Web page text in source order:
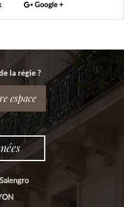
Google +
la régie ?
espace